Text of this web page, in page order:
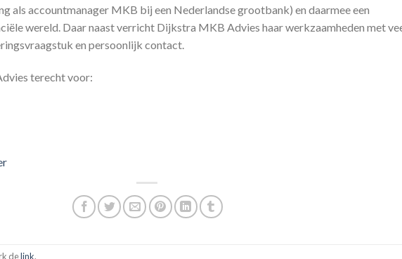
als accountmanager MKB bij een Nederlandse grootbank) en daarmee een
wereld. Daar naast verricht Dijkstra MKB Advies haar werkzaamheden met
en persoonlijk contact.
terecht voor:
delink.